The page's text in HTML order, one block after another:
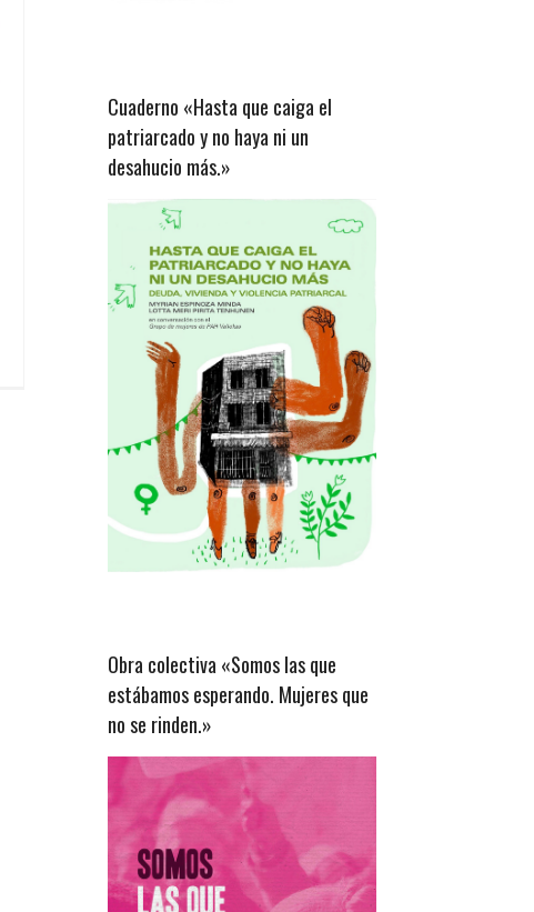
Cuaderno «Hasta que caiga el
patriarcado y no haya ni un
desahucio más.»
Obra colectiva «Somos las que
estábamos esperando. Mujeres que
no se rinden.»